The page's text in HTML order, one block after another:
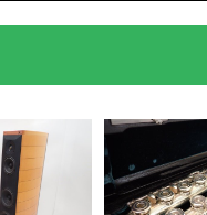
浜店